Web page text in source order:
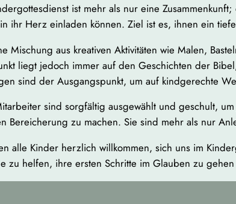
ist mehr als nur eine
in ihr Herz einladen können. Ziel ist es, ihnen ein
Mischung aus kreativen Aktivitäten wie Malen,
liegt jedoch immer auf den Geschichten der
sind der Ausgangspunkt, um auf kindgerechte
sind sorgfältig ausgewählt und geschult,
Bereicherung zu machen. Sie sind mehr als nur
alle Kinder herzlich willkommen, sich uns im
zu helfen, ihre ersten Schritte im Glauben zu